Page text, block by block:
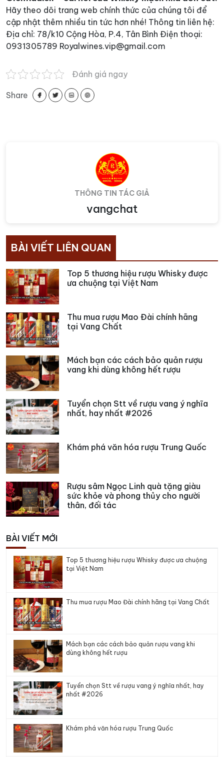
Hãy theo dõi trang web chính thức của chúng tôi để
cập nhật thêm nhiều tin tức hơn nhé! Thông tin liên hệ:
Địa chỉ: 78/k10 Cộng Hòa, P.4, Tân Bình Điện thoại:
0931305789 Royalwines.vip@gmail.com
Đánh giá ngay
Share
THÔNG TIN TÁC GIẢ
vangchat
BÀI VIẾT LIÊN QUAN
Top 5 thương hiệu rượu Whisky được
ưa chuộng tại Việt Nam
Thu mua rượu Mao Đài chính hãng
tại Vang Chất
Mách bạn các cách bảo quản rượu
vang khi dùng không hết rượu
Tuyển chọn Stt về rượu vang ý nghĩa
nhất, hay nhất #2026
Khám phá văn hóa rượu Trung Quốc
Rượu sâm Ngọc Linh quà tặng giàu
sức khỏe và phong thủy cho người
thân, đối tác
BÀI VIẾT MỚI
Top 5 thương hiệu rượu Whisky được ưa chuộng
tại Việt Nam
Thu mua rượu Mao Đài chính hãng tại Vang Chất
Mách bạn các cách bảo quản rượu vang khi
dùng không hết rượu
Tuyển chọn Stt về rượu vang ý nghĩa nhất, hay
nhất #2026
Khám phá văn hóa rượu Trung Quốc